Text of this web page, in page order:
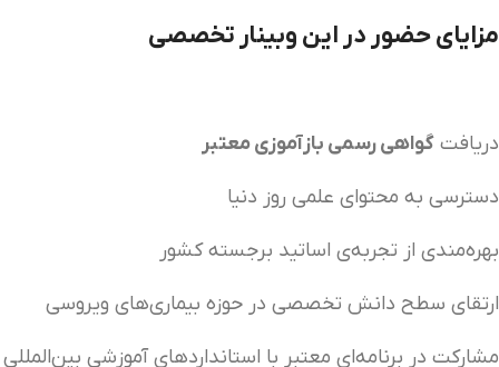
مزایای حضور در این وبینار تخصصی
دریافت گواهی رسمی بازآموزی معتبر
دسترسی به محتوای علمی روز دنیا
بهره‌مندی از تجربه‌ی اساتید برجسته کشور
ارتقای سطح دانش تخصصی در حوزه بیماری‌های ویروسی
مشارکت در برنامه‌ای معتبر با استانداردهای آموزشی بین‌المللی